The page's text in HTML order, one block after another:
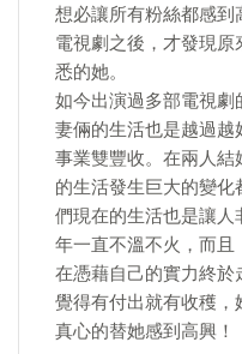
想必讓所有粉絲都感到
電視劇之後，才發現
悉的她。
如今出演過多部電視劇
妻倆的生活也是越過
事業雙豐收。在兩人結
的生活發生巨大的變
們現在的生活也是讓人
年一直不溫不火，而
在憑藉自己的實力終
覺得有付出就有收穫
真心的替她感到高興！